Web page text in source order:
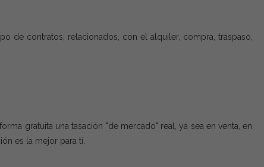
de contratos, relacionados, con el alquiler, compra, traspaso,
gratuita una tasación "de mercado" real, ya sea en venta, en
es la mejor para ti.